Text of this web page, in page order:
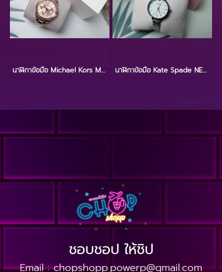
นาฬิกาข้อมือ Michael Kors MK6656 นาฬิกาข้อมือ Kate Spade NEW YORK KSW9000
ชอบชอป ให้ชิป
Email :chopshopp.powerp@gmail.com